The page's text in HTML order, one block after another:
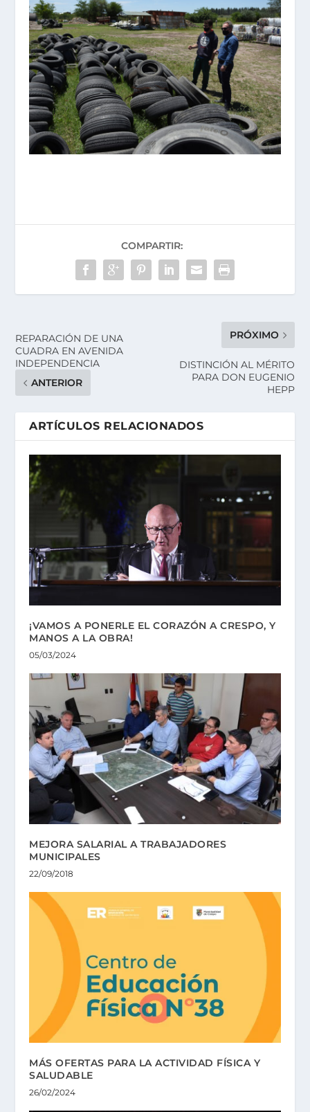
COMPARTIR:
REPARACIÓN DE UNA
CUADRA EN AVENIDA
INDEPENDENCIA
ANTERIOR
PRÓXIMO
DISTINCIÓN AL MÉRITO
PARA DON EUGENIO
HEPP
ARTÍCULOS RELACIONADOS
¡VAMOS A PONERLE EL CORAZÓN A CRESPO, Y
MANOS A LA OBRA!
05/03/2024
MEJORA SALARIAL A TRABAJADORES
MUNICIPALES
22/09/2018
MÁS OFERTAS PARA LA ACTIVIDAD FÍSICA Y
SALUDABLE
26/02/2024